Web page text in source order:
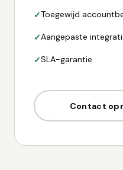
Toegewijd
Aangepaste
SLA-garantie
Contact